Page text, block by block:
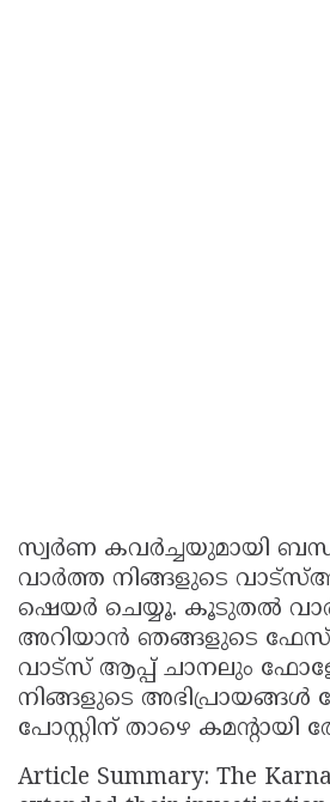
സ്വർണ കവർച്ചയുമായി
വാർത്ത നിങ്ങളുടെ
ഷെയർ ചെയ്യൂ. കൂടുതല്‍
അറിയാന്‍ ഞങ്ങളുടെ
വാട്സ് ആപ്പ് ചാനലും
നിങ്ങളുടെ
പോസ്റ്റിന് താഴെ കമൻ്റായി
Article Summary: The